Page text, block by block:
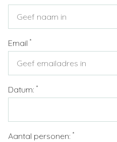
Email *
Datum: *
Aantal personen: *